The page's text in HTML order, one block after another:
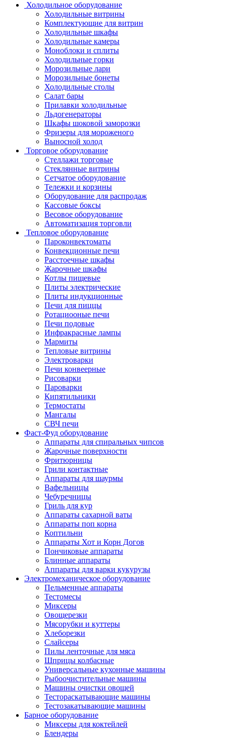
Холодильное оборудование
Холодильные витрины
Комплектующие для витрин
Холодильные шкафы
Холодильные камеры
Моноблоки и сплиты
Холодильные горки
Морозильные лари
Морозильные бонеты
Холодильные столы
Салат бары
Прилавки холодильные
Льдогенераторы
Шкафы шоковой заморозки
Фризеры для мороженого
Выносной холод
Торговое оборудование
Стеллажи торговые
Стеклянные витрины
Сетчатое оборудование
Тележки и корзины
Оборудование для распродаж
Кассовые боксы
Весовое оборудование
Автоматизация торговли
Тепловое оборудование
Пароконвектоматы
Конвекционные печи
Расстоечные шкафы
Жарочные шкафы
Котлы пищевые
Плиты электрические
Плиты индукционные
Печи для пиццы
Ротациооные печи
Печи подовые
Инфракрасные лампы
Мармиты
Тепловые витрины
Электроварки
Печи конвеерные
Рисоварки
Пароварки
Кипятильники
Термостаты
Мангалы
СВЧ печи
Фаст-Фуд оборудование
Аппараты для спиральных чипсов
Жарочные поверхности
Фритюрницы
Грили контактные
Аппараты для шаурмы
Вафельницы
Чебуречницы
Гриль для кур
Аппараты сахарной ваты
Аппараты поп корна
Коптильни
Аппараты Хот и Корн Догов
Пончиковые аппараты
Блинные аппараты
Аппараты для варки кукурузы
Электромеханическое оборудование
Пельменные аппараты
Тестомесы
Миксеры
Овощерезки
Мясорубки и куттеры
Хлеборезки
Слайсеры
Пилы ленточные для мяса
Шприцы колбасные
Универсальные кухонные машины
Рыбоочистительные машины
Машины очистки овощей
Тестораскатывающие машины
Тестозакатывающие машины
Барное оборудование
Миксеры для коктейлей
Блендеры